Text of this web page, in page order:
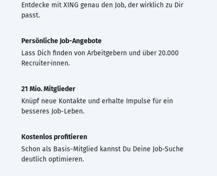
Entdecke mit XING genau den Job, der wirklich zu Dir
passt.
Persönliche Job-Angebote
Lass Dich finden von Arbeitgebern und über 20.000
Recruiter·innen.
21 Mio. Mitglieder
Knüpf neue Kontakte und erhalte Impulse für ein
besseres Job-Leben.
Kostenlos profitieren
Schon als Basis-Mitglied kannst Du Deine Job-Suche
deutlich optimieren.